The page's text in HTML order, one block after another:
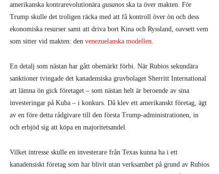
amerikanska kontrarevolutionära gusanos ska ta över makten. För
Trump skulle det troligen räcka med att få kontroll över ön och dess
ekonomiska resurser samt att driva bort Kina och Ryssland, oavsett vem
som sitter vid makten: den venezuelanska modellen
En detalj som nästan har gått obemärkt förbi. När Rubios sekundära
sanktioner tvingade det kanadensiska gruvbolaget Sherritt International
att lämna ön gick företaget – som nästan helt är beroende av sina
investeringar på Kuba – i konkurs. Då klev ett amerikanskt företag, ägt
av en före detta rådgivare till den första Trump-administrationen, in
och erbjöd sig att köpa en majoritetsandel.
Vilket intresse skulle en investerare från Texas kunna ha i ett
kanadensiskt företag som har blivit utan verksamhet på grund av Rubios